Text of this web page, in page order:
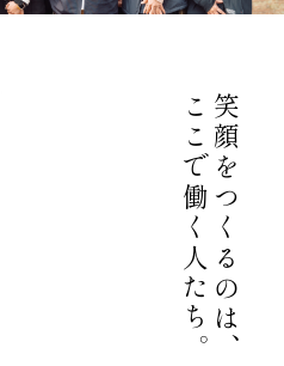
笑顔をつくるのは、
ここで働く人たち。